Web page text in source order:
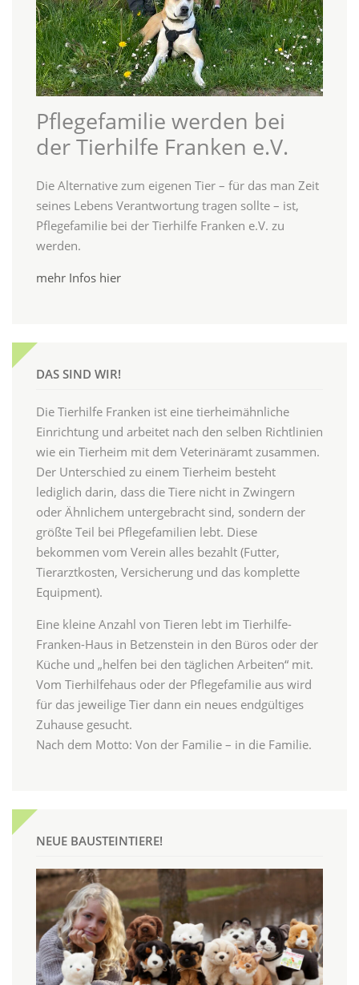
Pflegefamilie werden bei
der Tierhilfe Franken e.V.
Die Alternative zum eigenen Tier – für das man Zeit
seines Lebens Verantwortung tragen sollte – ist,
Pflegefamilie bei der Tierhilfe Franken e.V. zu
werden.
mehr Infos hier
DAS SIND WIR!
Die Tierhilfe Franken ist eine tierheimähnliche
Einrichtung und arbeitet nach den selben Richtlinien
wie ein Tierheim mit dem Veterinäramt zusammen.
Der Unterschied zu einem Tierheim besteht
lediglich darin, dass die Tiere nicht in Zwingern
oder Ähnlichem untergebracht sind, sondern der
größte Teil bei Pflegefamilien lebt. Diese
bekommen vom Verein alles bezahlt (Futter,
Tierarztkosten, Versicherung und das komplette
Equipment).
Eine kleine Anzahl von Tieren lebt im Tierhilfe-
Franken-Haus in Betzenstein in den Büros oder der
Küche und „helfen bei den täglichen Arbeiten“ mit.
Vom Tierhilfehaus oder der Pflegefamilie aus wird
für das jeweilige Tier dann ein neues endgültiges
Zuhause gesucht.
Nach dem Motto: Von der Familie – in die Familie.
NEUE BAUSTEINTIERE!